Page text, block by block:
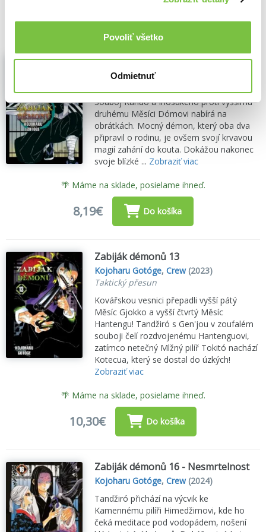
Povoliť všetko
Odmietnuť
Zabiják démonů 19: Třepetání
motýlích křídel
Souboj Kanao a Inosukeho proti vyššímu
druhému Měsíci Dómovi nabírá na
obrátkách. Mocný démon, který oba dva
připravil o rodinu, je ovšem svojí krvavou
magií zahání do kouta. Dokážou nakonec
svoje blízké ... Zobraziť viac
🌴 Máme na sklade, posielame ihneď.
8,19€ Do košíka
Zabiják démonů 13
Kojoharu Gotóge,Crew(2023)
Taktický přesun
Kovářskou vesnici přepadli vyšší pátý
Měsíc Gjokko a vyšší čtvrtý Měsíc
Hantengu! Tandžiró s Gen'jou v zoufalém
souboji čelí rozdvojenému Hantenguovi,
zatímco netečný Mlžný pilíř Tokitó nachází
Kotecua, který se dostal do úzkých!
Zobraziť viac
🌴 Máme na sklade, posielame ihneď.
10,30€ Do košíka
Zabiják démonů 16 - Nesmrtelnost
Kojoharu Gotóge,Crew(2024)
Tandžiró přichází na výcvik ke
Kamennému pilíři Himedžimovi, kde ho
čeká meditace pod vodopádem, nošení